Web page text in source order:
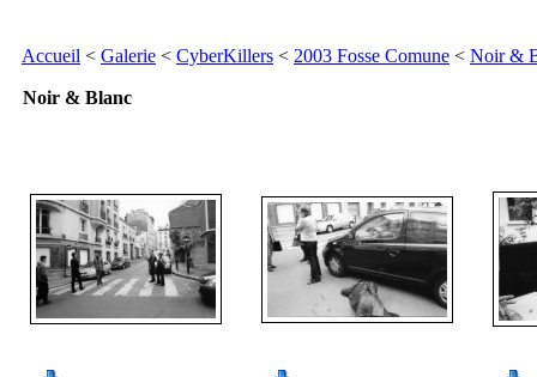
Accueil < Galerie < CyberKillers < 2003 Fosse Comune < Noir &
Noir & Blanc